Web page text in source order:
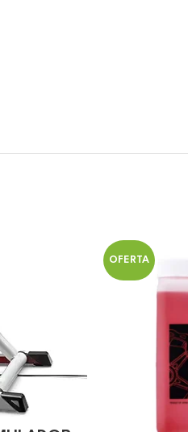
OFERTA